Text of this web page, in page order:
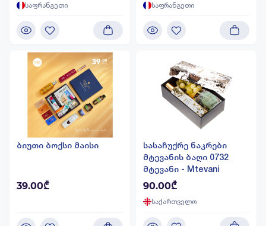
საფრანგეთი საფრანგეთი
ბიუთი ბოქსი მაისი
39.00₾
სასაჩუქრე ნაკრები
მტევანის ბაღი 0732
მტევანი - Mtevani
90.00₾
საქართველო